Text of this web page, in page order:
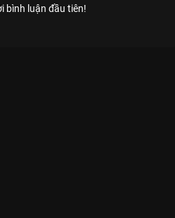
bình luận đầu tiên!